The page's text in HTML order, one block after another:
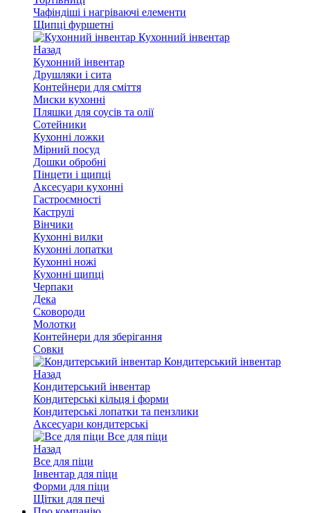
Чафіндіші і нагріваючі елементи
Щипці фуршетні
Кухонний інвентар
Назад
Кухонний інвентар
Друшляки і сита
Контейнери для сміття
Миски кухонні
Пляшки для соусів та олії
Сотейники
Кухонні ложки
Мірний посуд
Дошки обробні
Пінцети і щипці
Аксесуари кухонні
Гастроємності
Каструлі
Вінчики
Кухонні вилки
Кухонні лопатки
Кухонні ножі
Кухонні щипці
Черпаки
Дека
Сковороди
Молотки
Контейнери для зберігання
Совки
Кондитерський інвентар
Назад
Кондитерський інвентар
Кондитерські кільця і форми
Кондитерські лопатки та пензлики
Аксесуари кондитерські
Все для піци
Назад
Все для піци
Інвентар для піци
Форми для піци
Щітки для печі